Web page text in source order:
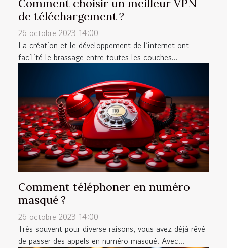
Comment choisir un meilleur VPN
de téléchargement ?
26 octobre 2023 14:00
La création et le développement de l’internet ont
facilité le brassage entre toutes les couches...
Comment téléphoner en numéro
masqué ?
26 octobre 2023 14:00
Très souvent pour diverse raisons, vous avez déjà rêvé
de passer des appels en numéro masqué. Avec...